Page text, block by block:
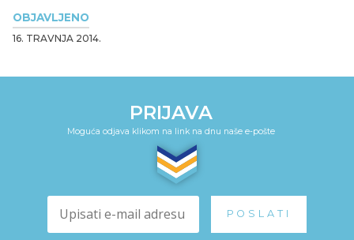
OBJAVLJENO
16. TRAVNJA 2014.
PRIJAVA
Moguća odjava klikom na link na dnu naše e-pošte